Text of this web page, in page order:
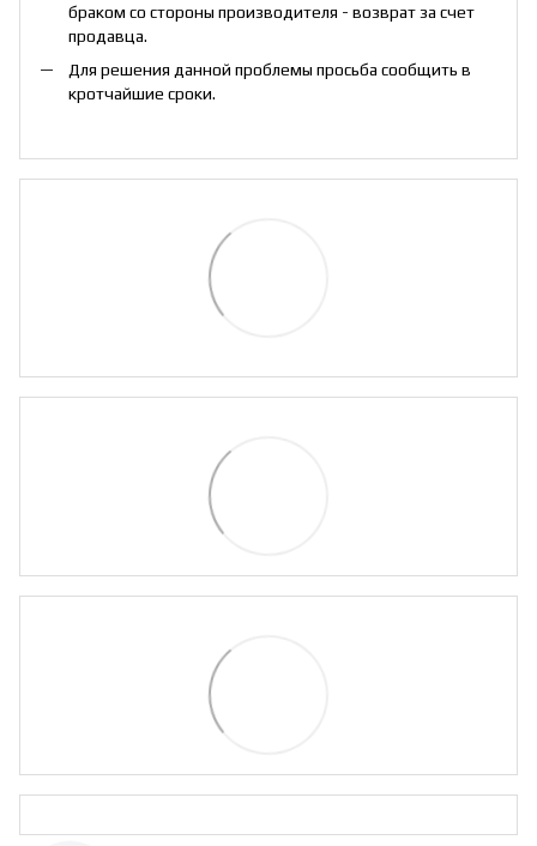
браком со стороны производителя - возврат за счет
продавца.
Для решения данной проблемы просьба сообщить в
кротчайшие сроки.